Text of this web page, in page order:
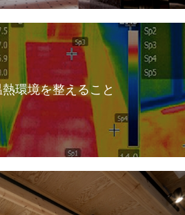
熱環境を整えること